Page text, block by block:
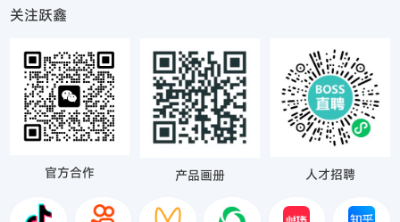
关注跃鑫
官方合作 产品画册 人才招聘